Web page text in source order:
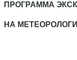
ПРОГРАММА
НА